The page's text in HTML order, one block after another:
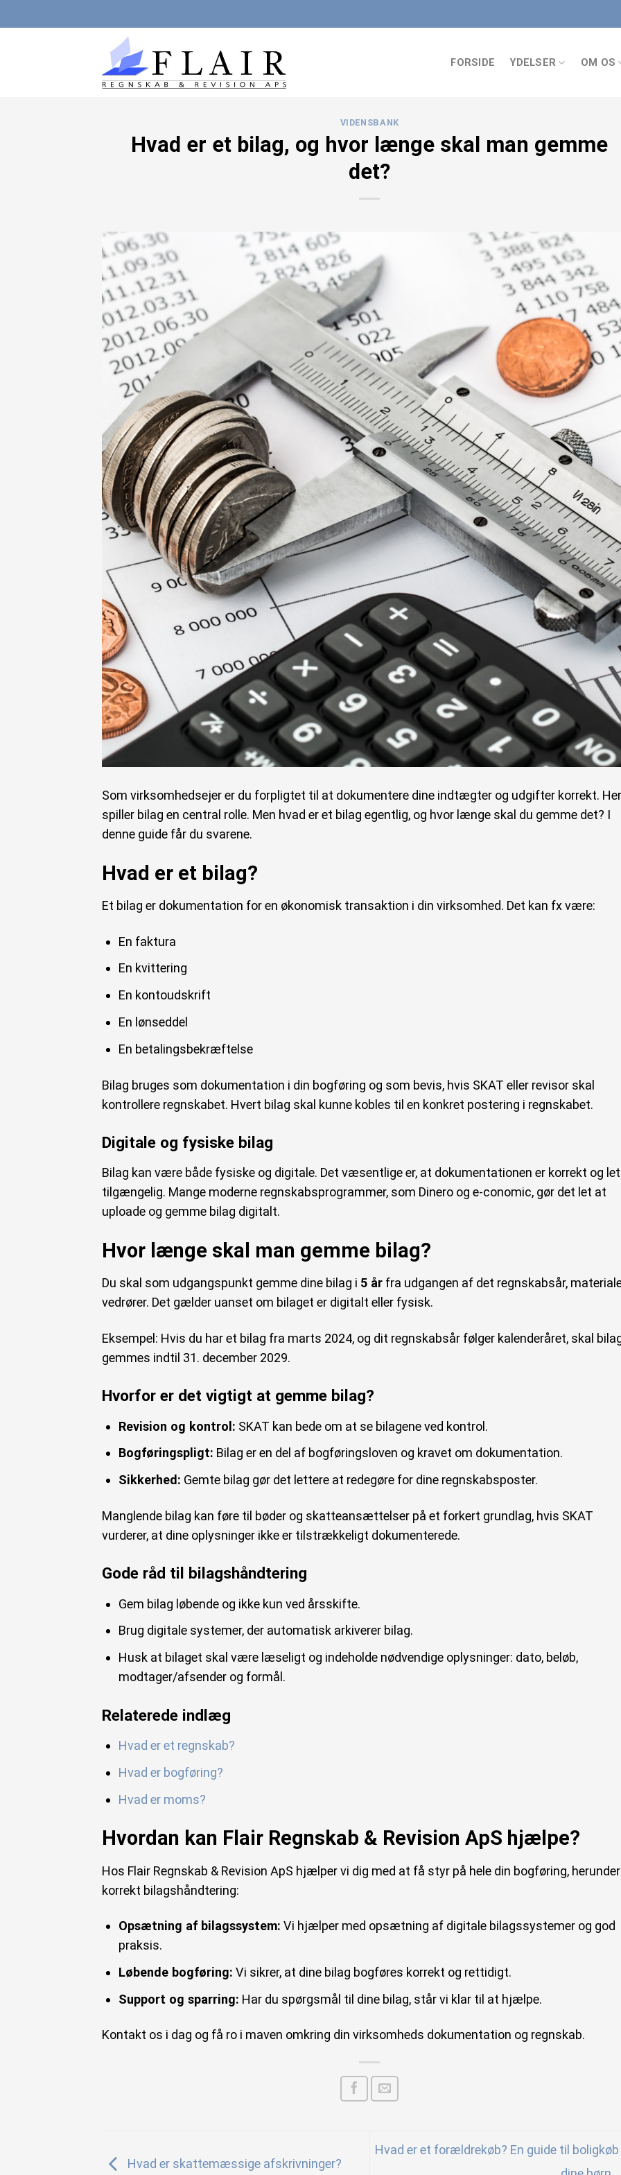
til
FORSIDE YDELSER OM OS
VIDENSBANK
Hvad er et bilag, og hvor længe skal man gemme
det?
Som virksomhedsejer er du forpligtet til at dokumentere dine indtægter og udgifter korrekt. Her
spiller bilag en central rolle. Men hvad er et bilag egentlig, og hvor længe skal du gemme det? I
denne guide får du svarene.
Hvad er et bilag?
Et bilag er dokumentation for en økonomisk transaktion i din virksomhed. Det kan fx være:
En faktura
En kvittering
En kontoudskrift
En lønseddel
En betalingsbekræftelse
Bilag bruges som dokumentation i din bogføring og som bevis, hvis SKAT eller revisor skal
kontrollere regnskabet. Hvert bilag skal kunne kobles til en konkret postering i regnskabet.
Digitale og fysiske bilag
Bilag kan være både fysiske og digitale. Det væsentlige er, at dokumentationen er korrekt og let
tilgængelig. Mange moderne regnskabsprogrammer, som Dinero og e-conomic, gør det let at
uploade og gemme bilag digitalt.
Hvor længe skal man gemme bilag?
Du skal som udgangspunkt gemme dine bilag i 5 år fra udgangen af det regnskabsår,
vedrører. Det gælder uanset om bilaget er digitalt eller fysisk.
Eksempel: Hvis du har et bilag fra marts 2024, og dit regnskabsår følger kalenderåret, skal
gemmes indtil 31. december 2029.
Hvorfor er det vigtigt at gemme bilag?
Revision og kontrol: SKAT kan bede om at se bilagene ved kontrol.
Bogføringspligt: Bilag er en del af bogføringsloven og kravet om dokumentation.
Sikkerhed: Gemte bilag gør det lettere at redegøre for dine regnskabsposter.
Manglende bilag kan føre til bøder og skatteansættelser på et forkert grundlag, hvis SKAT
vurderer, at dine oplysninger ikke er tilstrækkeligt dokumenterede.
Gode råd til bilagshåndtering
Gem bilag løbende og ikke kun ved årsskifte.
Brug digitale systemer, der automatisk arkiverer bilag.
Husk at bilaget skal være læseligt og indeholde nødvendige oplysninger: dato, beløb,
modtager/afsender og formål.
Relaterede indlæg
Hvad er et regnskab?
Hvad er bogføring?
Hvad er moms?
Hvordan kan Flair Regnskab & Revision ApS hjælpe?
Hos Flair Regnskab & Revision ApS hjælper vi dig med at få styr på hele din bogføring, herunder
korrekt bilagshåndtering:
Opsætning af bilagssystem: Vi hjælper med opsætning af digitale bilagssystemer og god
praksis.
Løbende bogføring: Vi sikrer, at dine bilag bogføres korrekt og rettidigt.
Support og sparring: Har du spørgsmål til dine bilag, står vi klar til at hjælpe.
Kontakt os i dag og få ro i maven omkring din virksomheds dokumentation og regnskab.
Hvad er skattemæssige afskrivninger?
Hvad er et forældrekøb? En guide til